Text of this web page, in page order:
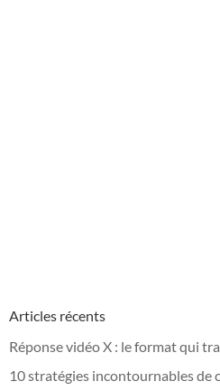
Articles récents
Réponse vidéo X : le format qui
10 stratégies incontournables de